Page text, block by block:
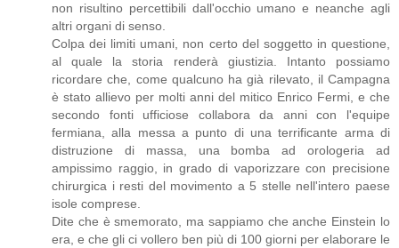
non risultino percettibili dall'occhio umano e neanche agli
altri organi di senso.
Colpa dei limiti umani, non certo del soggetto in questione,
al quale la storia renderà giustizia. Intanto possiamo
ricordare che, come qualcuno ha già rilevato, il Campagna
è stato allievo per molti anni del mitico Enrico Fermi, e che
secondo fonti ufficiose collabora da anni con l'equipe
fermiana, alla messa a punto di una terrificante arma di
distruzione di massa, una bomba ad orologeria ad
ampissimo raggio, in grado di vaporizzare con precisione
chirurgica i resti del movimento a 5 stelle nell'intero paese
isole comprese.
Dite che è smemorato, ma sappiamo che anche Einstein lo
era, e che gli ci vollero ben più di 100 giorni per elaborare le